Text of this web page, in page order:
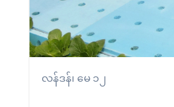
လန်ဒန်၊ မေ ၁၂